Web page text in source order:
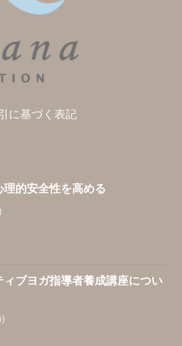
に基づく表記
理的安全性を高める
ィブヨガ指導者養成講座につい